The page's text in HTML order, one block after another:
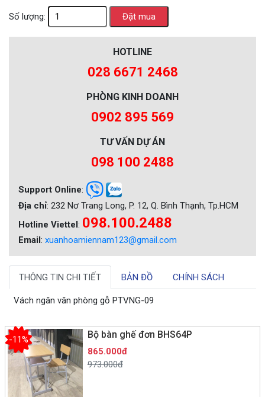
Số lượng:
HOTLINE
028 6671 2468
PHÒNG KINH DOANH
0902 895 569
TƯ VẤN DỰ ÁN
098 100 2488
Support Online:
Địa chỉ: 232 Nơ Trang Long, P. 12, Q. Bình Thạnh, Tp.HCM
Hotline Viettel: 098.100.2488
Email: xuanhoamiennam123@gmail.com
THÔNG TIN CHI TIẾT BẢN ĐỒ CHÍNH SÁCH
Vách ngăn văn phòng gỗ PTVNG-09
Bộ bàn ghế đơn BHS64P
-11%
865.000đ
973.000đ